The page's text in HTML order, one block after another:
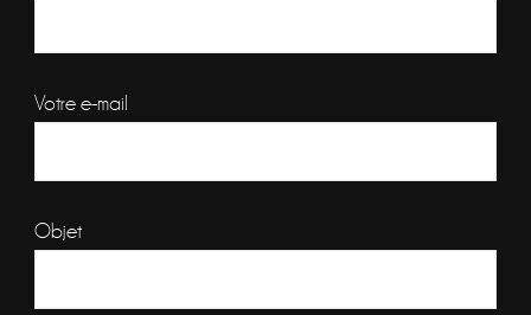
Votre e-mail
Objet